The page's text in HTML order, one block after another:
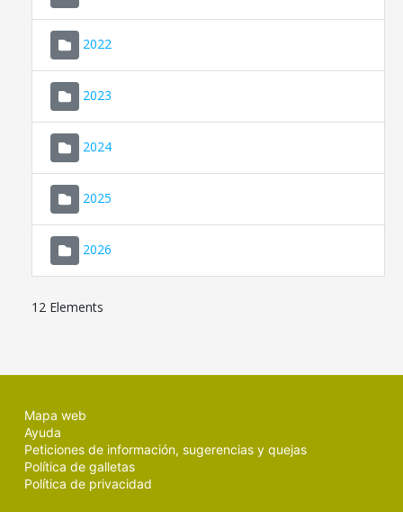
2022
2023
2024
2025
2026
12 Elements
Mapa web
Ayuda
Peticiones de información, sugerencias y quejas
Política de galletas
Política de privacidad